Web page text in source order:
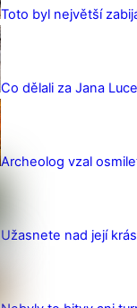
Toto byl největší
Co dělali za Jana
Archeolog vzal
Užasnete nad její